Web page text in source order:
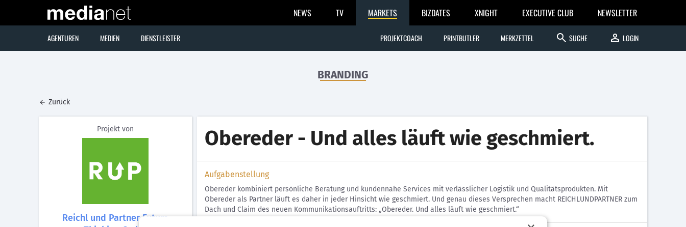
NEWS TV MARKETS BIZDATES XNIGHT EXECUTIVE CLUB NEWSLETTER
AGENTUREN MEDIEN DIENSTLEISTER PROJEKTCOACH PRINTBUTLER MERKZETTEL search SUCHE person LOGIN
BRANDING
Zurück
Projekt von
Reichl und Partner Future
Obereder - Und alles läuft wie geschmiert.
Aufgabenstellung
Obereder kombiniert persönliche Beratung und kundennahe Services mit verlässlicher Logistik und Qualitätsprodukten. Mit
Obereder als Partner läuft es daher in jeder Hinsicht wie geschmiert. Und genau dieses Versprechen macht REICHLUNDPARTNER zum
Dach und Claim des neuen Kommunikationsauftritts: „Obereder. Und alles läuft wie geschmiert.“